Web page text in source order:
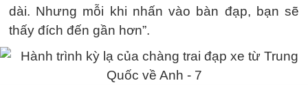
dài. Nhưng mỗi khi nhấn vào bàn đạp, bạn sẽ
thấy đích đến gần hơn”.